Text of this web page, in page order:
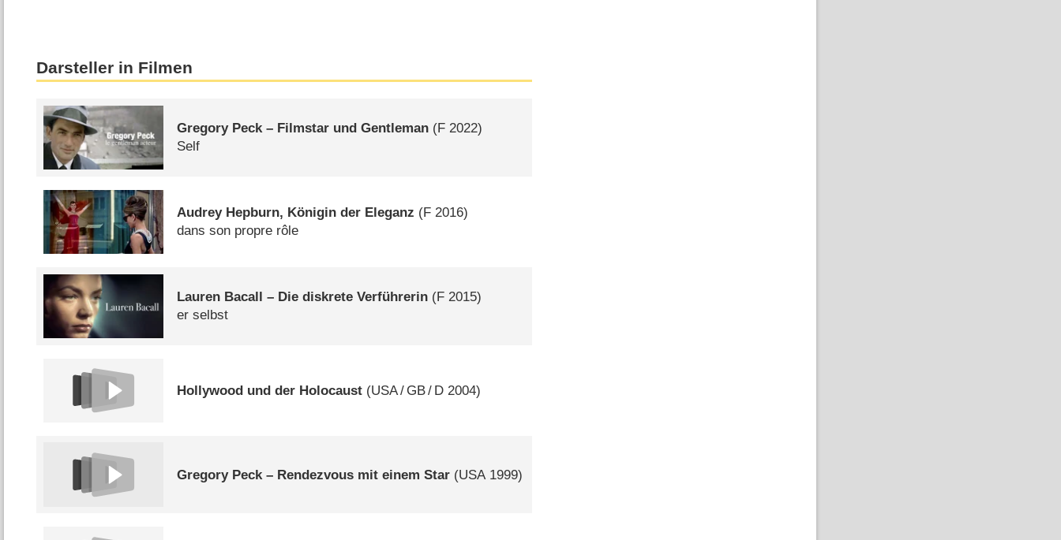
Darsteller in Filmen
Gregory Peck – Filmstar und Gentleman (F 2022)
Self
Audrey Hepburn, Königin der Eleganz (F 2016)
dans son propre rôle
Lauren Bacall – Die diskrete Verführerin (F 2015)
er selbst
Hollywood und der Holocaust (USA/ GB/ D 2004)
Gregory Peck – Rendezvous mit einem Star (USA 1999)